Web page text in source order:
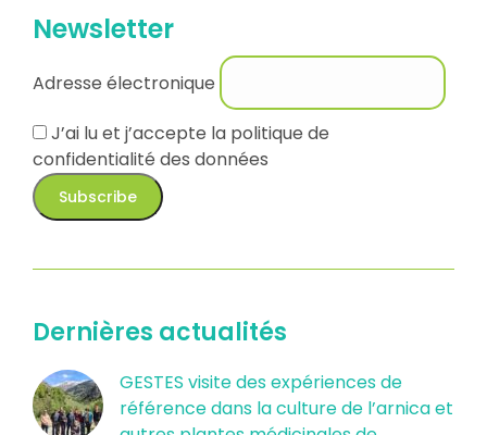
Newsletter
Adresse électronique
J’ai lu et j’accepte la politique de
confidentialité des données
Dernières actualités
GESTES visite des expériences de
référence dans la culture de l’arnica et